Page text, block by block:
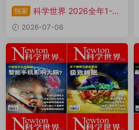
独家
科学世界 2026全年1-12
月共12期 PDF
2026-07-06